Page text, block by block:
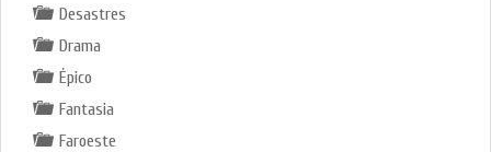
Desastres
Drama
Épico
Fantasia
Faroeste